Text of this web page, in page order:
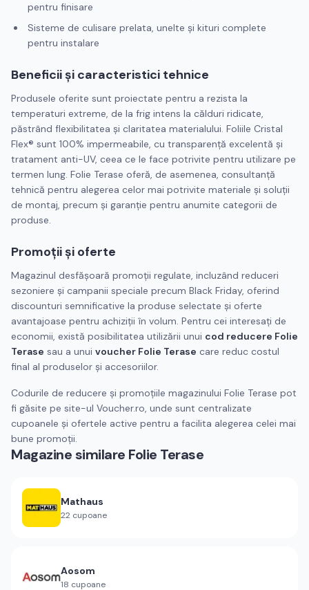
pentru finisare
Sisteme de culisare prelata, unelte și kituri complete
pentru instalare
Beneficii și caracteristici tehnice
Produsele oferite sunt proiectate pentru a rezista la
temperaturi extreme, de la frig intens la călduri ridicate,
păstrând flexibilitatea și claritatea materialului. Foliile Cristal
Flex® sunt 100% impermeabile, cu transparență excelentă și
tratament anti-UV, ceea ce le face potrivite pentru utilizare pe
termen lung. Folie Terase oferă, de asemenea, consultanță
tehnică pentru alegerea celor mai potrivite materiale și soluții
de montaj, precum și garanție pentru anumite categorii de
produse.
Promoții și oferte
Magazinul desfășoară promoții regulate, incluzând reduceri
sezoniere și campanii speciale precum Black Friday, oferind
discounturi semnificative la produse selectate și oferte
avantajoase pentru achiziții în volum. Pentru cei interesați de
economii, există posibilitatea utilizării unui cod reducere Folie
Terase sau a unui voucher Folie Terase care reduc costul
final al produselor și accesoriilor.
Codurile de reducere și promoțiile magazinului Folie Terase pot
fi găsite pe site-ul Voucher.ro, unde sunt centralizate
cupoanele și ofertele active pentru a facilita alegerea celei mai
bune promoții.
Magazine similare Folie Terase
Mathaus
22 cupoane
Aosom
18 cupoane